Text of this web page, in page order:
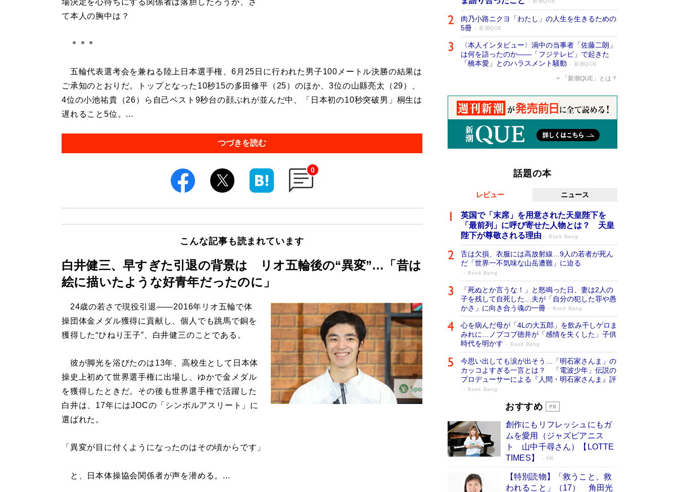
て本人の胸中は？
＊＊＊
五輪代表選考会を兼ねる陸上日本選手権、6月25日に行われた男子100メートル決勝の結果は
ご承知のとおりだ。トップとなった10秒15の多田修平（25）のほか、3位の山縣亮太（29）、
4位の小池祐貴（26）ら自己ベスト9秒台の顔ぶれが並んだ中、「日本初の10秒突破男」桐生は
遅れること5位。...
つづきを読む
0
こんな記事も読まれています
白井健三、早すぎた引退の背景は リオ五輪後の“異変”…「昔は
絵に描いたような好青年だったのに」
24歳の若さで現役引退――2016年リオ五輪で体
操団体金メダル獲得に貢献し、個人でも跳馬で銅を
獲得した“ひねり王子”、白井健三のことである。
彼が脚光を浴びたのは13年、高校生として日本体
操史上初めて世界選手権に出場し、ゆかで金メダル
を獲得したときだ。その後も世界選手権で活躍した
白井は、17年にはJOCの「シンボルアスリート」に
選ばれた。
「異変が目に付くようになったのはその頃からです」
と、日本体操協会関係者が声を潜める。...
肉乃小路ニクヨ「わたし」の人生を生きるための
5冊
新潮QUE
〈本人インタビュー〉渦中の当事者「佐藤二朗」
は何を語ったのか――「フジテレビ」で起きた
「橋本愛」とのハラスメント騒動
新潮QUE
「新潮QUE」とは？
話題の本
レビュー ニュース
英国で「末席」を用意された天皇陛下を
「最前列」に呼び寄せた人物とは？ 天皇
陛下が尊敬される理由
Book Bang
舌は欠損、衣服には高放射線…9人の若者が死ん
だ「世界一不気味な山岳遭難」に迫る
Book Bang
「死ぬとか言うな！」と怒鳴った日、妻は2人の
子を残して自死した…夫が「自分の犯した罪や愚
かさ」に向き合う魂の一冊
Book Bang
心を病んだ母が「4Lの大五郎」を飲み干しゲロま
みれに…ノブコブ徳井が「感情を失くした」子供
時代を明かす
Book Bang
今思い出しても涙が出そう…「明石家さんま」の
カッコよすぎる一言とは？ 「電波少年」伝説の
プロデューサーによる『人間・明石家さんま』評
Book Bang
「宇宙兄弟」最終46巻がベストセラー1
物語に幕 特装版には「宇宙で描かれたマ
ンガ」も収録
Book Bang
美輪明宏 晩年の回答を集めた『ほほえんで生き
るための人生相談』がランクイン［エンターテイ
メントベストセラー］
Book Bang
「『火垂るの墓』は、大嘘である」原作者が抱き
おすすめ
創作にもリフレッシュにもガ
ムを愛用（ジャズピアニス
ト 山中千尋さん）【LOTTE
TIMES】
PR
【特別読物】「救うこと、救
われること」（17） 角田光